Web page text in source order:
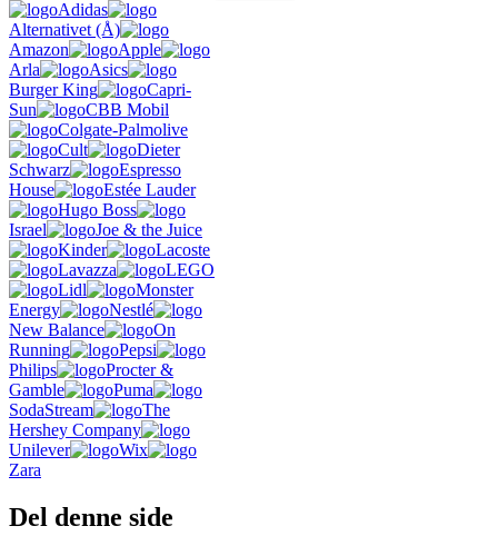
Adidas
Alternativet (Å)
Amazon
Apple
Arla
Asics
Burger King
Capri-
Sun
CBB Mobil
Colgate-Palmolive
Cult
Dieter
Schwarz
Espresso
House
Estée Lauder
Hugo Boss
Israel
Joe & the Juice
Kinder
Lacoste
Lavazza
LEGO
Lidl
Monster
Energy
Nestlé
New Balance
On
Running
Pepsi
Philips
Procter &
Gamble
Puma
SodaStream
The
Hershey Company
Unilever
Wix
Zara
Del denne side